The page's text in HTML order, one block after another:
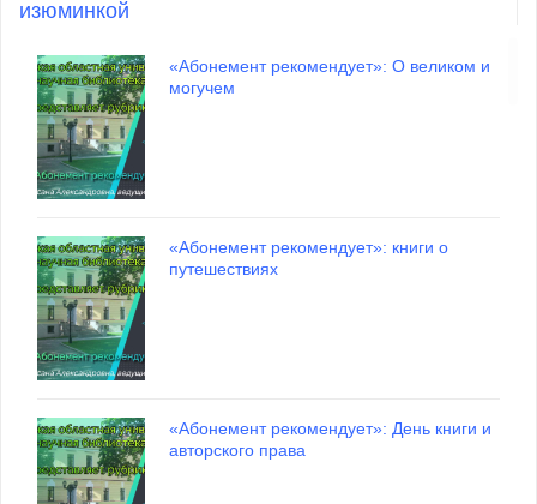
Программа Фестиваля исторической
ВСЕ АНОНСЫ
Открытие выставки «Вдохновение без
Виртуальная выставка «МИФические
ВСЕ ВЫСТАВКИ
изюминкой
«Абонемент рекомендует»: О великом и
могучем
«Абонемент рекомендует»: книги о
путешествиях
«Абонемент рекомендует»: День книги и
авторского права